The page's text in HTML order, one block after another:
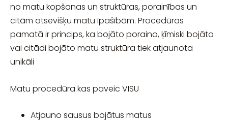
no matu kopšanas un struktūras, porainības un
citām atsevišķu matu īpašībām. Procedūras
pamatā ir princips, ka bojāto poraino, ķīmiski bojāto
vai citādi bojāto matu struktūra tiek atjaunota
unikāli
Matu procedūra kas paveic VISU
Atjauno sausus bojātus matus